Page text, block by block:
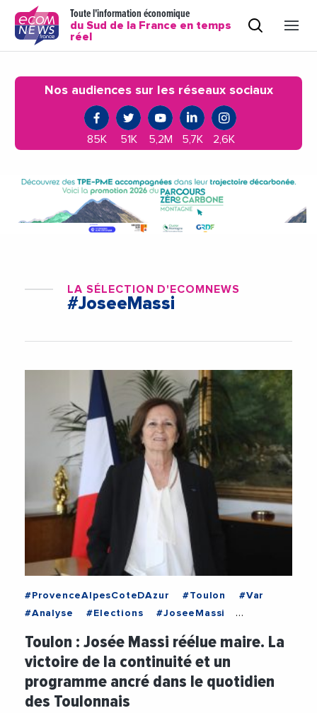
Toute l'information économique
du Sud de la France en temps
réel
Nos audiences sur les réseaux sociaux
85K 51K 5,2M 5,7K 2,6K
LA SÉLECTION D'ECOMNEWS
#JoseeMassi
#ProvenceAlpesCoteDAzur #Toulon
#Var
#Analyse
#Elections
#JoseeMassi
#VilleDeToulon
Toulon : Josée Massi réélue maire. La
victoire de la continuité et un
programme ancré dans le quotidien
des Toulonnais